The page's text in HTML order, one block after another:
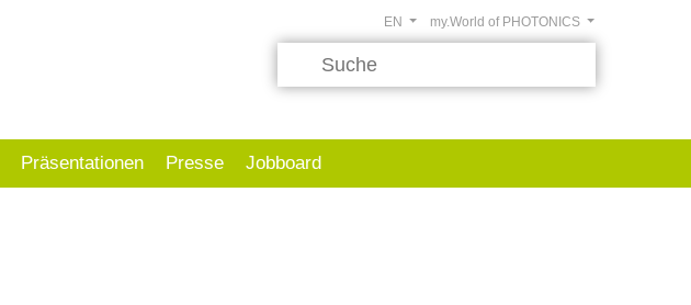
my.World of PHOTONICS
EN
Präsentationen Presse Jobboard